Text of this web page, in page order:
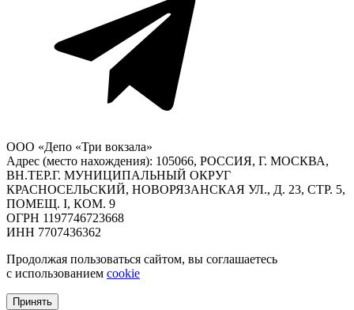
ООО «Депо «Три вокзала»
Адрес (место нахождения): 105066, РОССИЯ, Г. МОСКВА,
ВН.ТЕР.Г. МУНИЦИПАЛЬНЫЙ ОКРУГ
КРАСНОСЕЛЬСКИЙ, НОВОРЯЗАНСКАЯ УЛ., Д. 23, СТР. 5,
ПОМЕЩ. I, КОМ. 9
ОГРН 1197746723668
ИНН 7707436362
Продолжая пользоваться сайтом, вы соглашаетесь
с использованием cookie
Принять